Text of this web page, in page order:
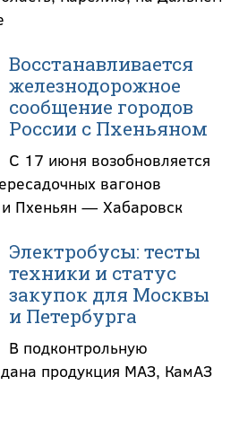
Восстанавливается
железнодорожное
сообщение городов
России с Пхеньяном
С 17 июня возобновляется
вагонов
Пхеньян — Хабаровск
Электробусы: тесты
техники и статус
закупок для Москвы
и Петербурга
В подконтрольную
продукция МАЗ, КамАЗ